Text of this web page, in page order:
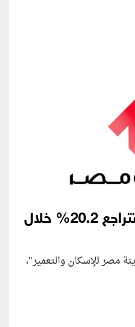
أرباح “مدينة مصر” تتراجع 20.2% خلال
مصر للإسكان والتعمير"،